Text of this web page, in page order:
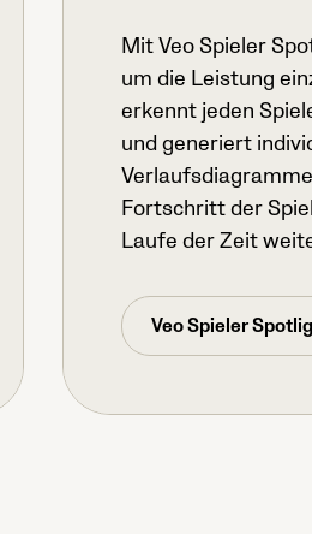
Mit Veo Spieler
um die Leistung
erkennt jeden
und generiert
Fortschritt der
Laufe der Zeit
Veo Spieler